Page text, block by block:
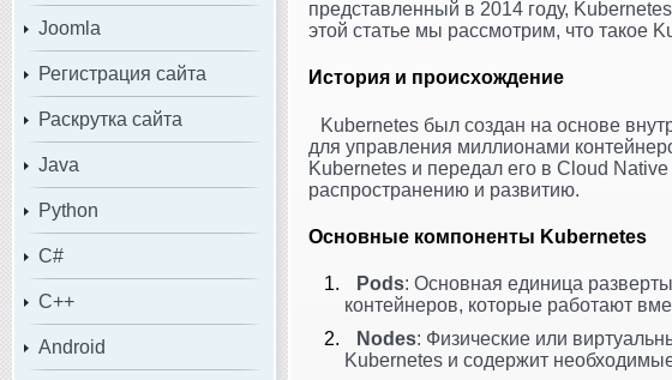
Joomla
Регистрация сайта
Раскрутка сайта
Java
Python
C#
C++
Android
представленный в 2014 году,
этой статье мы рассмотрим, что такое
История и происхождение
Kubernetes был создан на основе
для управления миллионами
Kubernetes и передал его в Cloud
распространению и развитию.
Основные компоненты Kubernetes
Pods: Основная единица
контейнеров, которые работают
Nodes: Физические или
Kubernetes и содержит